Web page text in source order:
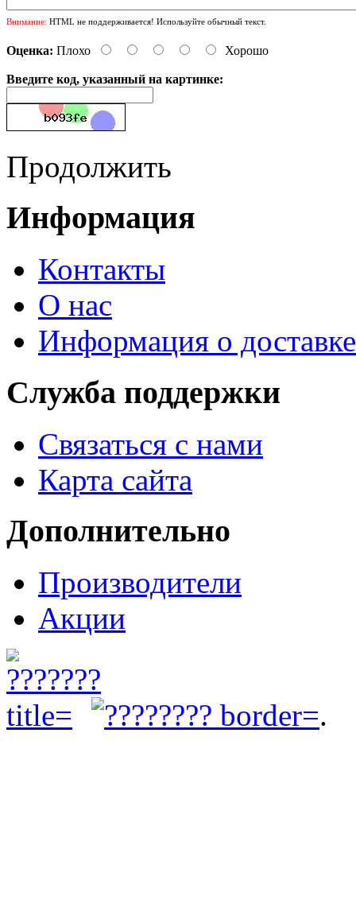
Внимание: HTML не поддерживается! Используйте обычный текст.
Оценка: Плохо Хорошо
Введите код, указанный на картинке:
Продолжить
Информация
Контакты
О нас
Информация о доставке
Служба поддержки
Связаться с нами
Карта сайта
Дополнительно
Производители
Акции
.